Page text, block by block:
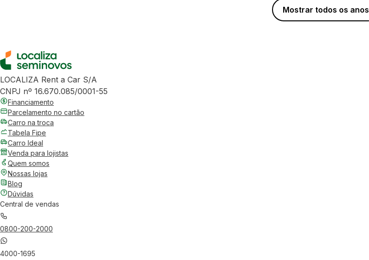
Mostrar todos os anos
LOCALIZA Rent a Car S/A
CNPJ nº 16.670.085/0001-55
Financiamento
Parcelamento no cartão
Carro na troca
Tabela Fipe
Carro Ideal
Venda para lojistas
Quem somos
Nossas lojas
Blog
Dúvidas
Central de vendas
0800-200-2000
4000-1695